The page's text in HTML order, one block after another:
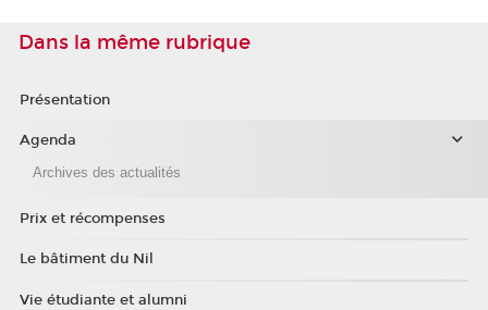
Dans la même rubrique
Présentation
Agenda
Archives des actualités
Prix et récompenses
Le bâtiment du Nil
Vie étudiante et alumni